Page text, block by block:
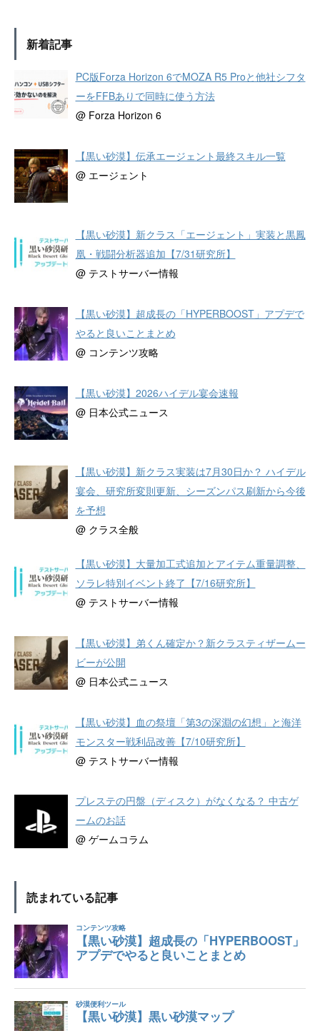
新着記事
PC版Forza Horizon 6でMOZA R5 Proと他社シフタ
ーをFFBありで同時に使う方法
@ Forza Horizon 6
【黒い砂漠】伝承エージェント最終スキル一覧
@ エージェント
【黒い砂漠】新クラス「エージェント」実装と黒鳳
凰・戦闘分析器追加【7/31研究所】
@ テストサーバー情報
【黒い砂漠】超成長の「HYPERBOOST」アプデで
やると良いことまとめ
@ コンテンツ攻略
【黒い砂漠】2026ハイデル宴会速報
@ 日本公式ニュース
【黒い砂漠】新クラス実装は7月30日か？ ハイデル
宴会、研究所変則更新、シーズンパス刷新から今後
を予想
@ クラス全般
【黒い砂漠】大量加工式追加とアイテム重量調整、
ソラレ特別イベント終了【7/16研究所】
@ テストサーバー情報
【黒い砂漠】弟くん確定か？新クラスティザームー
ビーが公開
@ 日本公式ニュース
【黒い砂漠】血の祭壇「第3の深淵の幻想」と海洋
モンスター戦利品改善【7/10研究所】
@ テストサーバー情報
プレステの円盤（ディスク）がなくなる？ 中古ゲ
ームのお話
@ ゲームコラム
読まれている記事